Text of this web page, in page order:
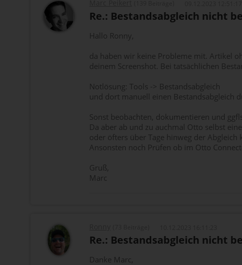
Re.: Bestandsabgleich nicht
Hallo Ronny,
da haben wir keine Probleme mit. Artikel
deinem Screenshot. Bei tatsächlichen
Notlösung: Tools -> Bestandsabgleich
und dort manuell einen Bestandsabgleich
Sonst beobachten, dokumentieren und
Da aber ab und zu auchmal Otto selbst
oder öfters über Tage hinweg der Abgleich
Ansonsten noch Prüfen ob im Otto
Gruß,
Marc
Re.: Bestandsabgleich nicht
Danke Marc,